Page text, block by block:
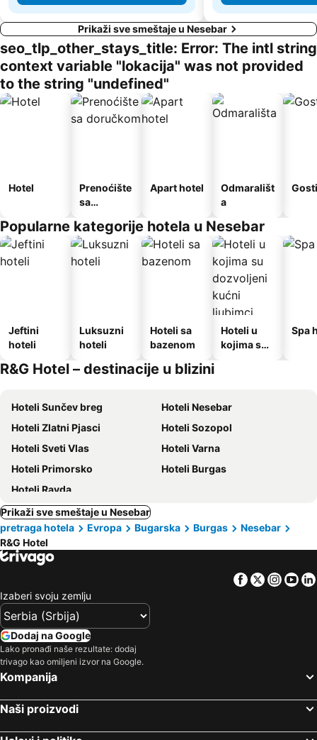
Prikaži sve smeštaje u Nesebar
seo_tlp_other_stays_title: Error: The intl string
context variable "lokacija" was not provided
to the string "undefined"
Hotel
Prenoćište
sa
Apart hotel
Odmarališt
a
Popularne kategorije hotela u Nesebar
Jeftini
hoteli
Luksuzni
hoteli
Hoteli sa
bazenom
Hoteli u
kojima su
Spa
R&G Hotel – destinacije u blizini
Hoteli Sunčev breg
Hoteli Nesebar
Hoteli Zlatni Pjasci
Hoteli Sozopol
Hoteli Sveti Vlas
Hoteli Varna
Hoteli Primorsko
Hoteli Burgas
Hoteli Ravda
Prikaži sve smeštaje u Nesebar
pretraga hotela
Evropa Bugarska Burgas
Nesebar
R&G Hotel
Facebook
Twitter
Izaberi svoju zemlju
Dodaj na Google
Lako pronađi naše rezultate: dodaj
trivago kao omiljeni izvor na Google.
Kompanija
Naši proizvodi